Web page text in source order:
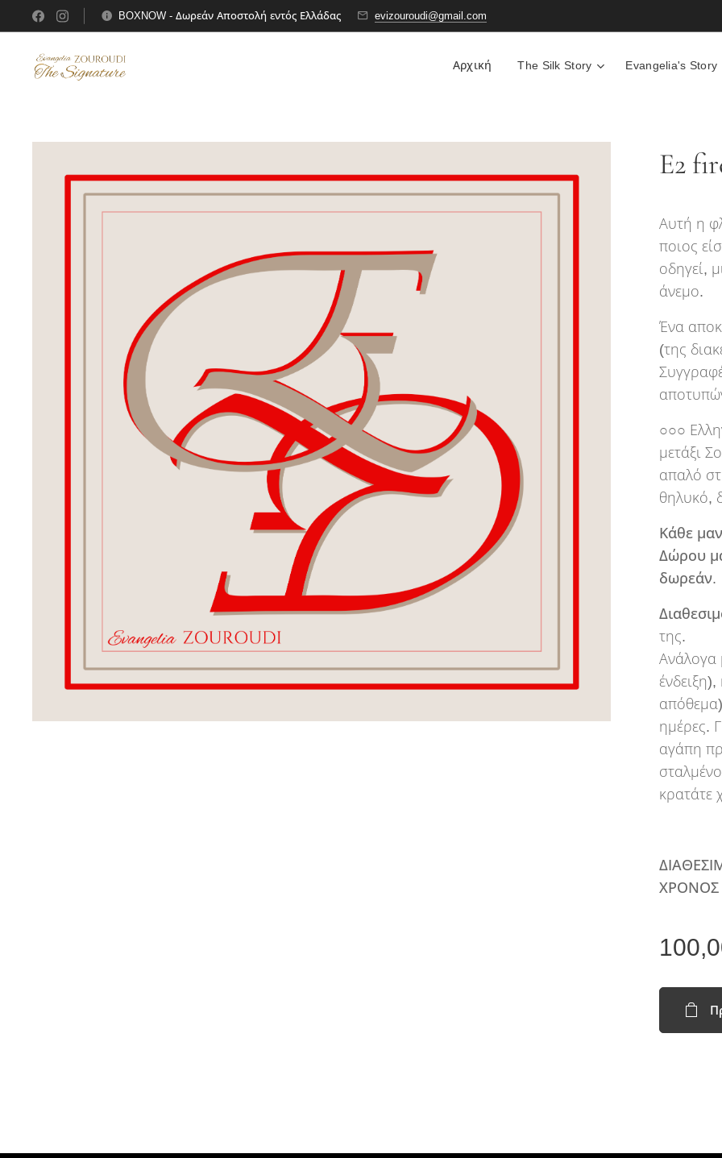
BOXNOW - Δωρεάν Αποστολή εντός Ελλάδας evizouroudi@gmail.com
Αρχική The Silk Story Evangelia's Story
E2
Αυτή η
ποιος
οδηγεί,
άνεμο.
Ένα
(της
○○○
μετάξι
απαλό
θηλυκό,
Κάθε
Δώρου
δωρεάν.
της.
Ανάλογα
ημέρες.
αγάπη
κρατάτε
ΧΡΟΝΟΣ